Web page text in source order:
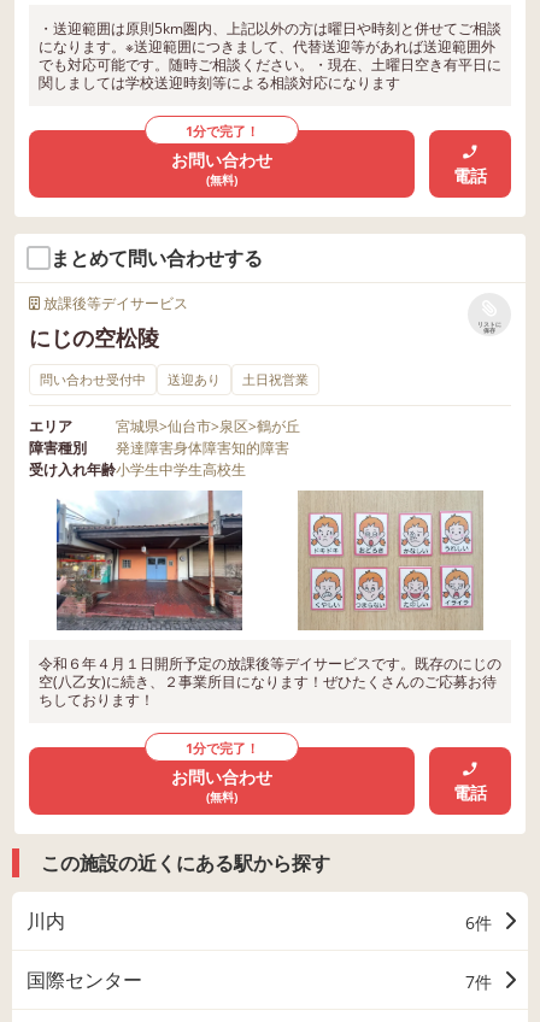
・送迎範囲は原則5km圏内、上記以外の方は曜日や時刻と併せてご相談
になります。※送迎範囲につきまして、代替送迎等があれば送迎範囲外
でも対応可能です。随時ご相談ください。・現在、土曜日空き有平日に
関しましては学校送迎時刻等による相談対応になります
1分で完了！
お問い合わせ
(無料) 電話
まとめて問い合わせする
放課後等デイサービス
にじの空松陵
リストに
保存
問い合わせ受付中 送迎あり 土日祝営業
エリア 宮城県>仙台市>泉区>鶴が丘
障害種別
発達障害身体障害知的障害
受け入れ年齢小学生中学生高校生
令和６年４月１日開所予定の放課後等デイサービスです。既存のにじの
空(八乙女)に続き、２事業所目になります！ぜひたくさんのご応募お待
ちしております！
1分で完了！
お問い合わせ
(無料) 電話
この施設の近くにある駅から探す
川内 6件
国際センター 7件